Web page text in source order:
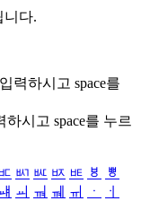
니다.
력하시고 space를
하시고 space를 누르
ㅴ ㅵ ㅶ ㅷ ㅸ
ㅹ
ㆉ ㆊ ㆋ ㆌ ㆍ
ㆎ